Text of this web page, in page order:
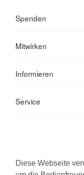
Diese Webseite
Spenden
Mitwirken
Informieren
Service